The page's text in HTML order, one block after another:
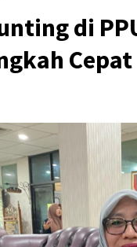
di